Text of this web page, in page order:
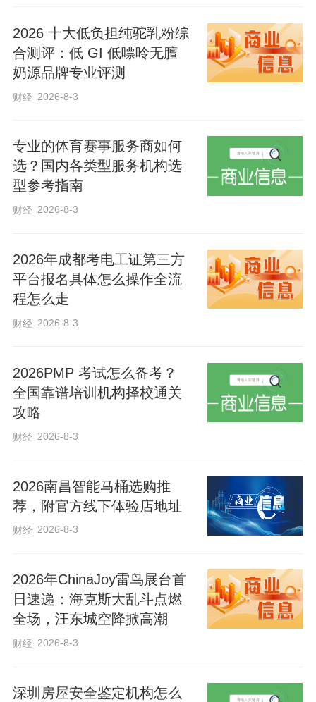
如今，全国已育成的农作物新品种中有
70%以上经过南繁选育。通过南繁，我国
主要农作物完成了6至7次更新换代，每次
编辑：姜长淼
来源：人民网-中国共产党新闻网
2026 十大低负担纯驼乳粉综
合测评：低 GI 低嘌呤无膻
奶源品牌专业评测
财经 2026-8-3
专业的体育赛事服务商如何
选？国内各类型服务机构选
型参考指南
财经 2026-8-3
2026年成都考电工证第三方
平台报名具体怎么操作全流
程怎么走
财经 2026-8-3
2026PMP 考试怎么备考？
全国靠谱培训机构择校通关
攻略
财经 2026-8-3
2026南昌智能马桶选购推
荐，附官方线下体验店地址
财经 2026-8-3
2026年ChinaJoy雷鸟展台首
日速递：海克斯大乱斗点燃
全场，汪东城空降掀高潮
财经 2026-8-3
深圳房屋安全鉴定机构怎么